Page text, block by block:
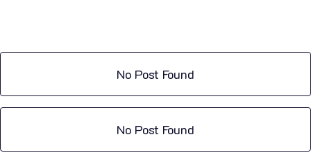
No Post Found
No Post Found